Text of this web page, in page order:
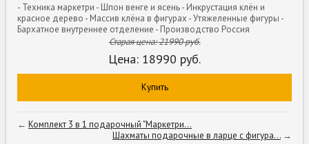
- Техника маркетри - Шпон венге и ясень - Инкрустация клён и
красное дерево - Массив клёна в фигурах - Утяжеленные фигуры -
Бархатное внутреннее отделение - Производство Россия
Старая цена:21990руб.
Цена: 18990 руб.
Купить
←Комплект 3 в 1 подарочный "Маркетри...
Шахматы подарочные в ларце с фигура...→